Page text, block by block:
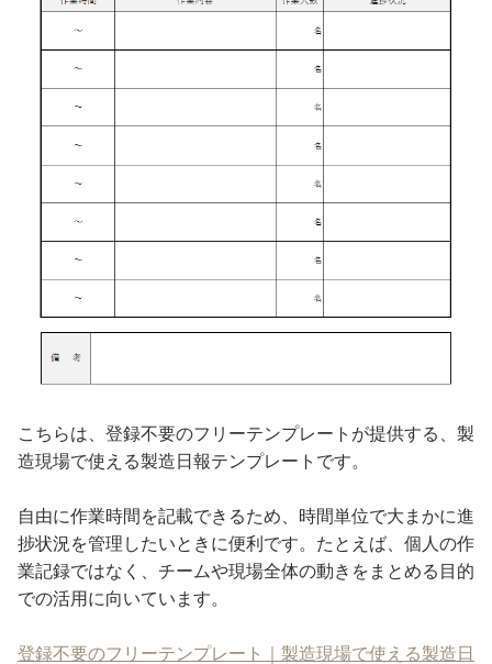
こちらは、登録不要のフリーテンプレートが提供する、製
造現場で使える製造日報テンプレートです。
自由に作業時間を記載できるため、時間単位で大まかに進
捗状況を管理したいときに便利です。たとえば、個人の作
業記録ではなく、チームや現場全体の動きをまとめる目的
での活用に向いています。
登録不要のフリーテンプレート｜製造現場で使える製造日